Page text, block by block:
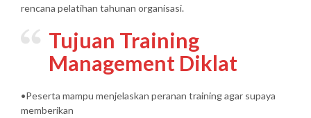
rencana pelatihan tahunan organisasi.
Tujuan Training
Management Diklat
•Peserta mampu menjelaskan peranan training agar supaya
memberikan